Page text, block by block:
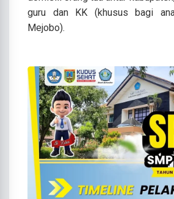
guru dan KK (khusus bagi
Mejobo).